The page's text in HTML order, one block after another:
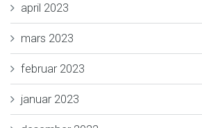
april 2023
mars 2023
februar 2023
januar 2023